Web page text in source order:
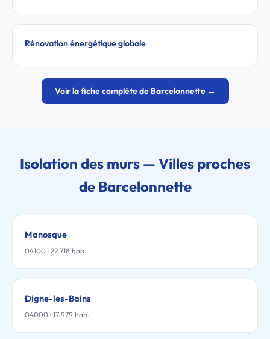
Rénovation énergétique globale
Voir la fiche complète de Barcelonnette →
Isolation des murs — Villes proches
de Barcelonnette
Manosque
04100 · 22 718 hab.
Digne-les-Bains
04000 · 17 979 hab.